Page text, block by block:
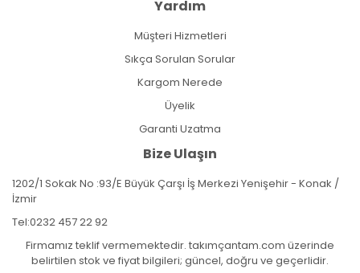
Yardım
Müşteri Hizmetleri
Sıkça Sorulan Sorular
Kargom Nerede
Üyelik
Garanti Uzatma
Bize Ulaşın
1202/1 Sokak No :93/E Büyük Çarşı İş Merkezi Yenişehir - Konak /
İzmir
Tel:0232 457 22 92
Firmamız teklif vermemektedir. takımçantam.com üzerinde
belirtilen stok ve fiyat bilgileri; güncel, doğru ve geçerlidir.